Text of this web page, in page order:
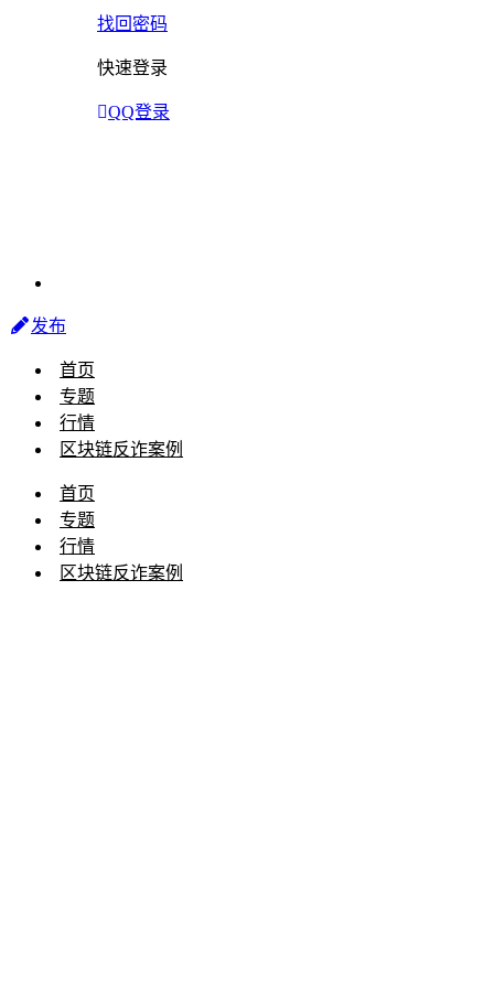
找回密码
快速登录
QQ登录
发布
首页
专题
行情
区块链反诈案例
首页
专题
行情
区块链反诈案例